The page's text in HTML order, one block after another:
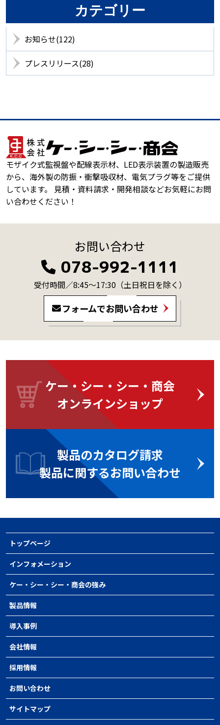
カテゴリー
お知らせ(122)
プレスリリース(28)
モザイク式監視盤や配線表示材、LED表示装置の製造販売
から、海外製の防振・衝撃吸収材、電気プラグ等をご提供
しています。 見積・資料請求・開発相談などお気軽にお問
い合わせください！
お問い合わせ
078-992-1111
受付時間／8:45～17:30（土日祝日を除く）
フォームでお問い合わせ
ケー・シー・シー・商会
オンラインショップ
製品のカタログ請求
製品に関するお問い合わせ
トップページ
インフォメーション
ケー・シー・シー・商会の強み
製品情報
導入事例
会社情報
採用情報
お問い合わせ
サイトマップ